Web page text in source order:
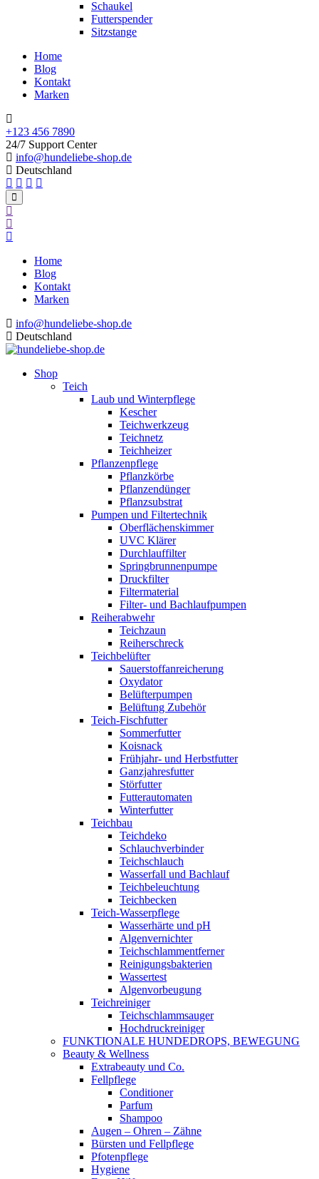
Schaukel
Futterspender
Sitzstange
Home
Blog
Kontakt
Marken
+123 456 7890
24/7 Support Center
info@hundeliebe-shop.de
Deutschland
Home
Blog
Kontakt
Marken
info@hundeliebe-shop.de
Deutschland
Shop
Teich
Laub und Winterpflege
Kescher
Teichwerkzeug
Teichnetz
Teichheizer
Pflanzenpflege
Pflanzkörbe
Pflanzendünger
Pflanzsubstrat
Pumpen und Filtertechnik
Oberflächenskimmer
UVC Klärer
Durchlauffilter
Springbrunnenpumpe
Druckfilter
Filtermaterial
Filter- und Bachlaufpumpen
Reiherabwehr
Teichzaun
Reiherschreck
Teichbelüfter
Sauerstoffanreicherung
Oxydator
Belüfterpumpen
Belüftung Zubehör
Teich-Fischfutter
Sommerfutter
Koisnack
Frühjahr- und Herbstfutter
Ganzjahresfutter
Störfutter
Futterautomaten
Winterfutter
Teichbau
Teichdeko
Schlauchverbinder
Teichschlauch
Wasserfall und Bachlauf
Teichbeleuchtung
Teichbecken
Teich-Wasserpflege
Wasserhärte und pH
Algenvernichter
Teichschlammentferner
Reinigungsbakterien
Wassertest
Algenvorbeugung
Teichreiniger
Teichschlammsauger
Hochdruckreiniger
FUNKTIONALE HUNDEDROPS, BEWEGUNG
Beauty & Wellness
Extrabeauty und Co.
Fellpflege
Conditioner
Parfum
Shampoo
Augen – Ohren – Zähne
Bürsten und Fellpflege
Pfotenpflege
Hygiene